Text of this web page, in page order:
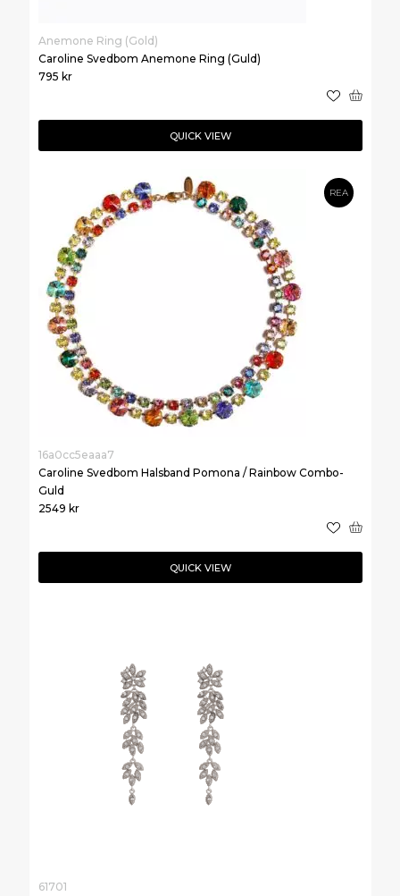
Anemone Ring (Gold)
Caroline Svedbom Anemone Ring (Guld)
795 kr
QUICK VIEW
REA
16a0cc5eaaa7
Caroline Svedbom Halsband Pomona / Rainbow Combo-
Guld
2549 kr
QUICK VIEW
61701